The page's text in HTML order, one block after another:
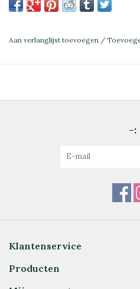
Aan verlanglijst toevoegen /
-:
Klantenservice
Producten